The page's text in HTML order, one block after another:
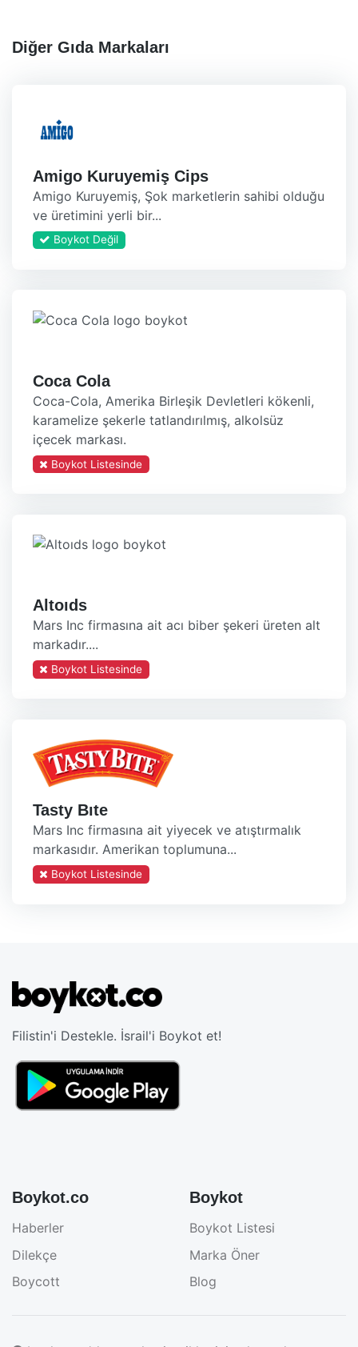
Diğer Gıda Markaları
Amigo Kuruyemiş Cips
Amigo Kuruyemiş, Şok marketlerin sahibi olduğu
ve üretimini yerli bir...
Boykot Değil
Coca Cola
Coca-Cola, Amerika Birleşik Devletleri kökenli,
karamelize şekerle tatlandırılmış, alkolsüz
içecek markası.
Boykot Listesinde
Altoıds
Mars Inc firmasına ait acı biber şekeri üreten alt
markadır....
Boykot Listesinde
Tasty Bıte
Mars Inc firmasına ait yiyecek ve atıştırmalık
markasıdır. Amerikan toplumuna...
Boykot Listesinde
Filistin'i Destekle. İsrail'i Boykot et!
Boykot.co
Haberler
Dilekçe
Boycott
Boykot
Boykot Listesi
Marka Öner
Blog